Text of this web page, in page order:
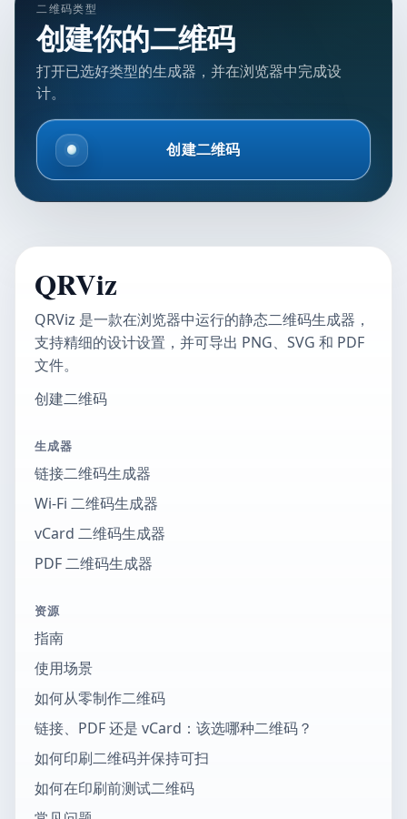
二维码类型
创建你的二维码
打开已选好类型的生成器，并在浏览器中完成设
计。
创建二维码
QRViz
QRViz 是一款在浏览器中运行的静态二维码生成器，
支持精细的设计设置，并可导出 PNG、SVG 和 PDF
文件。
创建二维码
生成器
链接二维码生成器
Wi-Fi 二维码生成器
vCard 二维码生成器
PDF 二维码生成器
资源
指南
使用场景
如何从零制作二维码
链接、PDF 还是 vCard：该选哪种二维码？
如何印刷二维码并保持可扫
如何在印刷前测试二维码